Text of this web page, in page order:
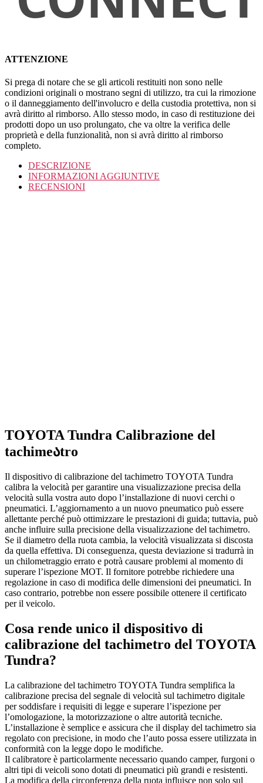
ATTENZIONE
Si prega di notare che se gli articoli restituiti non sono nelle
condizioni originali o mostrano segni di utilizzo, tra cui la rimozione
o il danneggiamento dell'involucro e della custodia protettiva, non si
avrà diritto al rimborso. Allo stesso modo, in caso di restituzione dei
prodotti dopo un uso prolungato, che va oltre la verifica delle
proprietà e della funzionalità, non si avrà diritto al rimborso
completo.
DESCRIZIONE
INFORMAZIONI AGGIUNTIVE
RECENSIONI
TOYOTA Tundra Calibrazione del
tachimeაtro
Il dispositivo di calibrazione del tachimetro TOYOTA Tundra
calibra la velocità per garantire una visualizzazione precisa della
velocità sulla vostra auto dopo l’installazione di nuovi cerchi o
pneumatici. L’aggiornamento a un nuovo pneumatico può essere
allettante perché può ottimizzare le prestazioni di guida; tuttavia, può
anche influire sulla precisione della visualizzazione del tachimetro.
Se il diametro della ruota cambia, la velocità visualizzata si discosta
da quella effettiva. Di conseguenza, questa deviazione si tradurrà in
un chilometraggio errato e potrà causare problemi al momento di
superare l’ispezione MOT. Il fornitore potrebbe richiedere una
regolazione in caso di modifica delle dimensioni dei pneumatici. In
caso contrario, potrebbe non essere possibile ottenere il certificato
per il veicolo.
Cosa rende unico il dispositivo di
calibrazione del tachimetro del TOYOTA
Tundra?
La calibrazione del tachimetro TOYOTA Tundra semplifica la
calibrazione precisa del segnale di velocità sul tachimetro digitale
per soddisfare i requisiti di legge e superare l’ispezione per
l’omologazione, la motorizzazione o altre autorità tecniche.
L’installazione è semplice e assicura che il display del tachimetro sia
regolato con precisione, in modo che l’auto possa essere utilizzata in
conformità con la legge dopo le modifiche.
Il calibratore è particolarmente necessario quando camper, furgoni o
altri tipi di veicoli sono dotati di pneumatici più grandi e resistenti.
La modifica della circonferenza della ruota influisce non solo sul